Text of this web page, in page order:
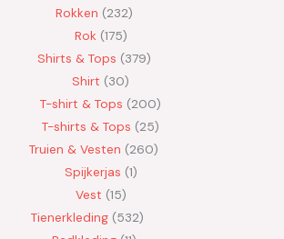
Rokken 232
Rok 175
Shirts & Tops 379
Shirt
30
T-shirt & Tops
200
T-shirts & Tops
25
Truien & Vesten
260
Spijkerjas 1
Vest 15
Tienerkleding 532